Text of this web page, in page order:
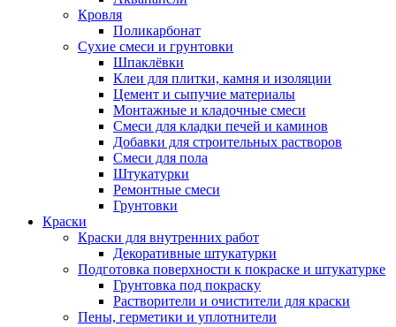
Кровля
Поликарбонат
Сухие смеси и грунтовки
Шпаклёвки
Клеи для плитки, камня и изоляции
Цемент и сыпучие материалы
Монтажные и кладочные смеси
Смеси для кладки печей и каминов
Добавки для строительных растворов
Смеси для пола
Штукатурки
Ремонтные смеси
Грунтовки
Краски
Краски для внутренних работ
Декоративные штукатурки
Подготовка поверхности к покраске и штукатурке
Грунтовка под покраску
Растворители и очистители для краски
Пены, герметики и уплотнители